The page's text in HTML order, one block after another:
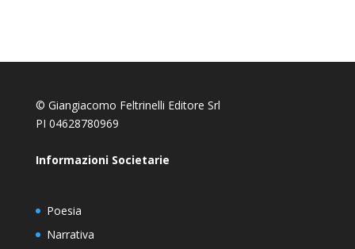
© Giangiacomo Feltrinelli Editore Srl
PI 04628780969
Informazioni Societarie
Poesia
Narrativa